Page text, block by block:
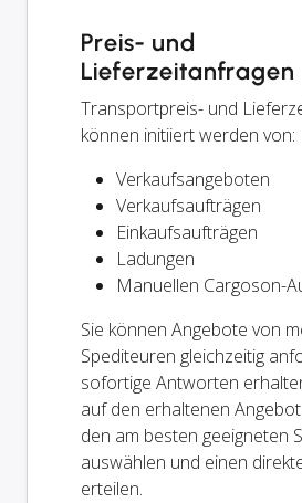
Preis- und
Lieferzeitanfragen
Transportpreis- und
können initiiert werden von:
Verkaufsangeboten
Verkaufsaufträgen
Einkaufsaufträgen
Ladungen
Manuellen Cargoson-
Sie können Angebote von
Spediteuren gleichzeitig
sofortige Antworten
auf den erhaltenen
den am besten geeigneten
auswählen und einen
erteilen.